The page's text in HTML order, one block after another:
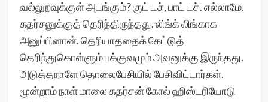
வல்லுறவுக்குள் அடங்கும்? குட் டச், பாட் டச். எல்லாமே.
சுதர்சனுக்குத் தெரிந்திருந்தது. லிங்க் லிங்காக
அனுப்பினான். தெரியாததைக் கேட்டுத்
தெரிந்துகொள்ளும் பக்குவமும் அவனுக்கு இருந்தது.
அடுத்தநாளே தொலைபேசியில் பேசிவிட்டார்கள்.
மூன்றாம் நாள் மாலை சுதர்சன் கோல் ஹிஸ்டரியோடு